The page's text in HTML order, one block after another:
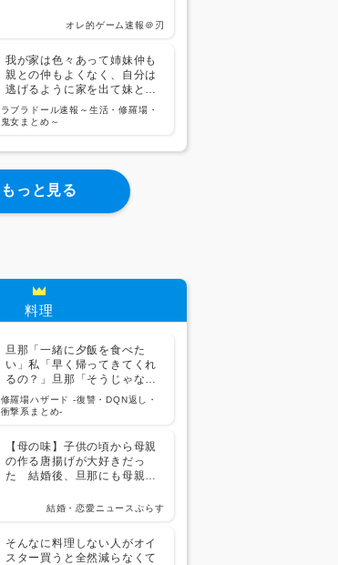
オレ的ゲーム速報＠刃
我が家は色々あって姉妹仲も
親との仲もよくなく、自分は
逃げるように家を出て妹とは
10年連絡すらしてなかった
→ ところが妹が結婚するから
ラブラドール速報～生活・修羅場・
鬼女まとめ～
もっと見る
料理
旦那「一緒に夕飯を食べた
い」私「早く帰ってきてくれ
るの？」旦那「そうじゃない
んだ」→続いた言葉に思わず
絶句して…
修羅場ハザード -復讐・DQN返し・
衝撃系まとめ-
【母の味】子供の頃から母親
の作る唐揚げが大好きだっ
た 結婚後、旦那にも母親の
て作り方を聞いたら…
結婚・恋愛ニュースぷらす
そんなに料理しない人がオイ
スター買うと全然減らなくて